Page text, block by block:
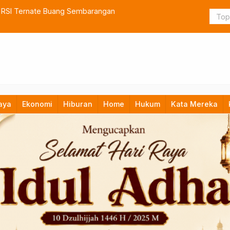
Ternate Buang Sembarangan
Bupati
Ekonomi Hiburan Home Hukum Kata Mereka